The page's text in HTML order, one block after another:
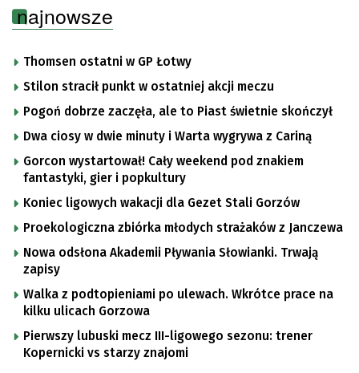
najnowsze
Thomsen ostatni w GP Łotwy
Stilon stracił punkt w ostatniej akcji meczu
Pogoń dobrze zaczęła, ale to Piast świetnie skończył
Dwa ciosy w dwie minuty i Warta wygrywa z Cariną
Gorcon wystartował! Cały weekend pod znakiem
fantastyki, gier i popkultury
Koniec ligowych wakacji dla Gezet Stali Gorzów
Proekologiczna zbiórka młodych strażaków z Janczewa
Nowa odsłona Akademii Pływania Słowianki. Trwają
zapisy
Walka z podtopieniami po ulewach. Wkrótce prace na
kilku ulicach Gorzowa
Pierwszy lubuski mecz III-ligowego sezonu: trener
Kopernicki vs starzy znajomi